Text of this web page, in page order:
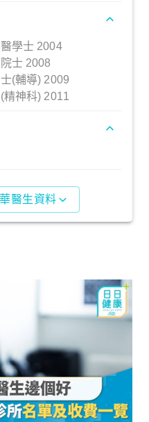
學士 2004
士 2008
(輔導) 2009
精神科) 2011
醫生資料